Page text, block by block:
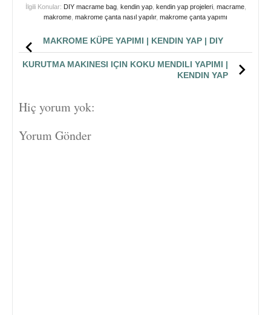
İlgili Konular: DIY macrame bag, kendin yap, kendin yap projeleri, macrame,
makrome makrome çanta nasıl yapılır, makrome çanta yapımı
MAKROME KÜPE YAPIMI | KENDIN YAP | DIY
KURUTMA MAKINESI IÇIN KOKU MENDILI YAPIMI |
KENDIN YAP
Hiç yorum yok:
Yorum Gönder